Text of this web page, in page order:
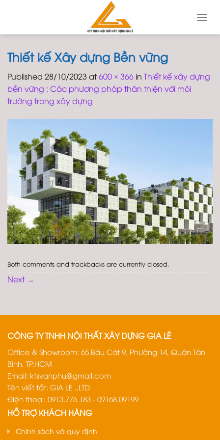
Thiết kế Xây dựng Bền vững
Published 28/10/2023 at600 × 366 in Thiết kế xây dựng
bền vững : Các phương pháp thân thiện với môi
trường trong xây dựng
Both comments and trackbacks are currently closed.
Next →
CÔNG TY TNHH NỘI THẤT XÂY DỰNG GIA LÊ
Office & Showroom: 65 Bàu Cát 9, Phường 14, Quận Tân
Bình, TP.HCM
Email: ktsvanphu@gmail.com
Tên viết tắt: GIA LE .,LTD
Điện thoại: 0913.776.183 - 09168.09199
HỖ TRỢ KHÁCH HÀNG
Chính sách và quy định